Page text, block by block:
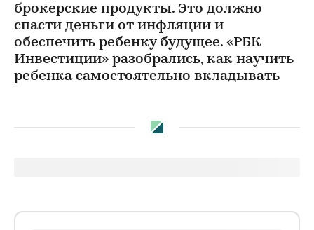
брокерские продукты. Это должно
спасти деньги от инфляции и
обеспечить ребенку будущее. «РБК
Инвестиции» разобрались, как научить
ребенка самостоятельно вкладывать